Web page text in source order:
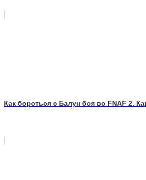
Как бороться с Балун боя во FNAF 2.